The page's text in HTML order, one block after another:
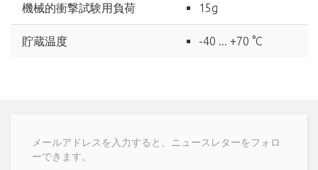
機械的衝撃試験用負荷 15g
貯蔵温度 -40 ... +70 °C
メールアドレスを入力すると、ニュースレターをフォロ
ーできます。